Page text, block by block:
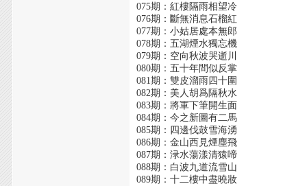
075期：紅樓隔雨相望冷
076期：斷無消息石榴紅
077期：小姑居處本無郎
078期：五湖煙水獨忘機
079期：空向秋波哭逝川
080期：五十年間似反掌
081期：雙皮溜雨四十圍
082期：美人胡爲隔秋水
083期：將軍下筆開生面
084期：今之新圖有二馬
085期：四邊伐鼓雪海湧
086期：金山西見煙塵飛
087期：渌水蕩漾清猿啼
088期：白波九道流雪山
089期：十二樓中盡曉妝